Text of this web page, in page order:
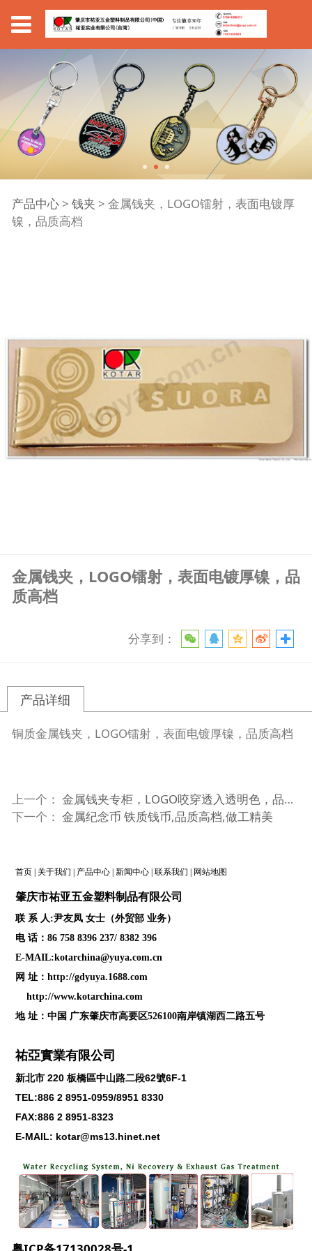
金属钱夹，LOGO镭
产品中心> 钱夹 > 金属钱夹，LOGO镭射，表面电镀厚
镍，品质高档
金属钱夹，LOGO镭射，表面电镀厚镍，品
质高档
分享到：
产品详细
铜质金属钱夹，LOGO镭射，表面电镀厚镍，品质高档
上一个： 金属钱夹专柜，LOGO咬穿透入透明色，品质高档,做工精美
下一个： 金属纪念币 铁质钱币,品质高档,做工精美
首页| 关于我们 | 产品中心| 新闻中心| 联系我们 | 网站地图
肇庆市祐亚五金塑料制品有限公司
联 系 人:尹友凤 女士（外贸部 业务）
电 话：86 758 8396 237/ 8382 396
E-MAIL:kotarchina@yuya.com.cn
网 址： http://gdyuya.1688.com
http://www.kotarchina.com
地 址：中国 广东肇庆市高要区526100南岸镇湖西二路五号
祐亞實業有限公司
新北市220 板橋區中山路二段62號6F-1
TEL:886 2 8951-0959/8951 8330
FAX:886 2 8951-8323
E-MAIL: kotar@ms13.hinet.net